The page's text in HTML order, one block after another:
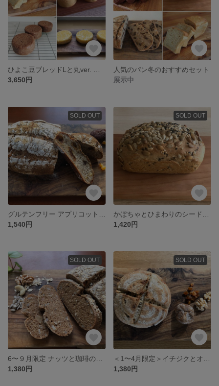
3,650円
人気のパン冬のおすすめセット
展示中
SOLD OUT
1,540円
SOLD OUT
1,420円
SOLD OUT
1,380円
SOLD OUT
1,380円